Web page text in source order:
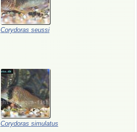
Corydoras seussi
Corydoras simulatus